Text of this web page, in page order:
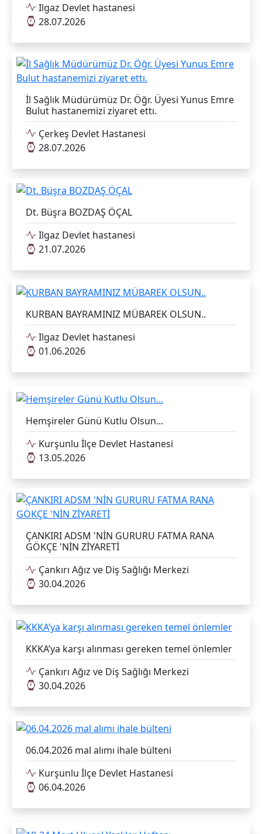
Ilgaz Devlet hastanesi
28.07.2026
İl Sağlık Müdürümüz Dr. Öğr. Üyesi Yunus Emre
Bulut hastanemizi ziyaret ettı.
Çerkeş Devlet Hastanesi
28.07.2026
Dt. Büşra BOZDAŞ ÖÇAL
Ilgaz Devlet hastanesi
21.07.2026
KURBAN BAYRAMINIZ MÜBAREK OLSUN..
Ilgaz Devlet hastanesi
01.06.2026
Hemşireler Günü Kutlu Olsun...
Kurşunlu İlçe Devlet Hastanesi
13.05.2026
ÇANKIRI ADSM 'NİN GURURU FATMA RANA
GÖKÇE 'NİN ZİYARETİ
Çankırı Ağız ve Diş Sağlığı Merkezi
30.04.2026
KKKA’ya karşı alınması gereken temel önlemler
Çankırı Ağız ve Diş Sağlığı Merkezi
30.04.2026
06.04.2026 mal alımı ihale bülteni
Kurşunlu İlçe Devlet Hastanesi
06.04.2026